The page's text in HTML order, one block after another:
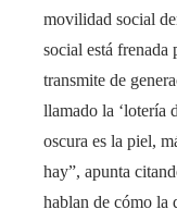
movilidad social
social está frenada
transmite de
llamado la ‘lotería
oscura es la piel,
hay”, apunta
hablan de cómo la